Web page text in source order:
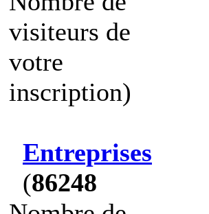
visiteurs de
votre
inscription)
Entreprises
(86248